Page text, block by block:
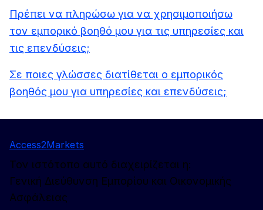
Πρέπει να πληρώσω για να χρησιμοποιήσω
τον εμπορικό βοηθό μου για τις υπηρεσίες και
τις επενδύσεις;
Σε ποιες γλώσσες διατίθεται ο εμπορικός
βοηθός μου για υπηρεσίες και επενδύσεις;
Access2Markets
Τον ιστότοπο αυτό διαχειρίζεται η:
Γενική Διεύθυνση Εμπορίου και Οικονομικής
Ασφάλειας